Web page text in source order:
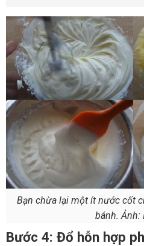
Bạn chừa lại một ít nước cốt
bánh. Ảnh:
Bước 4: Đổ hỗn hợp